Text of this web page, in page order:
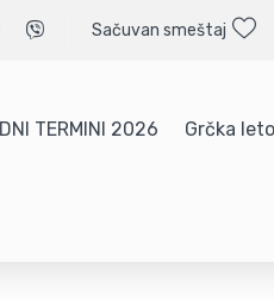
Sačuvan smeštaj
TERMINI 2026 Grčka